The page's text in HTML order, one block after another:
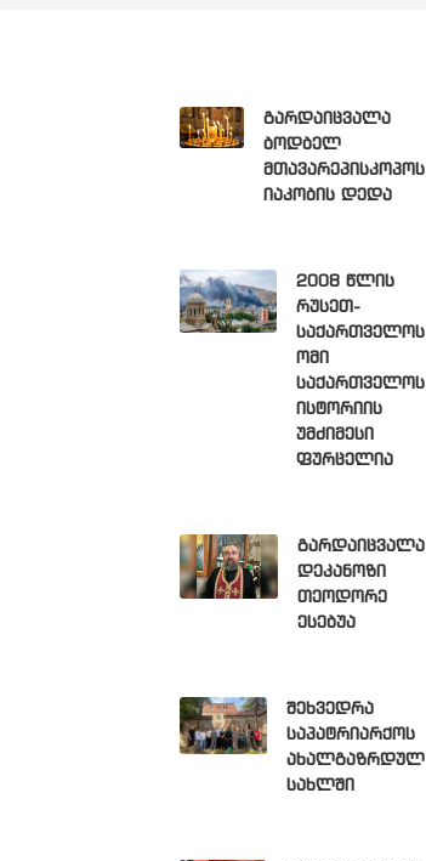
გარდაიცვალა
ბოდბელ
მთავარეპისკოპოს
იაკობის დედა
2008 წლის
რუსეთ-
საქართველოს
ომი
საქართველოს
ისტორიის
უმძიმესი
ფურცელია
გარდაიცვალა
დეკანოზი
თეოდორე
ესებუა
შეხვედრა
საპატრიარქოს
ახალგაზრდულ
სახლში